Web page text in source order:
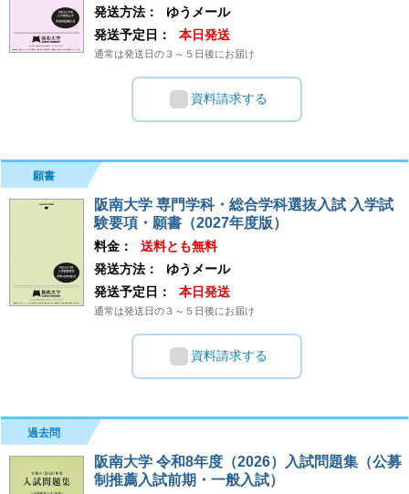
発送方法：
ゆうメール
発送予定日：
本日発送
通常は発送日の３～５日後にお届け
資料請求する
願書
阪南大学 専門学科・総合学科選抜入試 入学試
験要項・願書（2027年度版）
料金：
送料とも無料
発送方法：
ゆうメール
発送予定日：
本日発送
通常は発送日の３～５日後にお届け
資料請求する
過去問
阪南大学 令和8年度（2026）入試問題集（公募
制推薦入試前期・一般入試）